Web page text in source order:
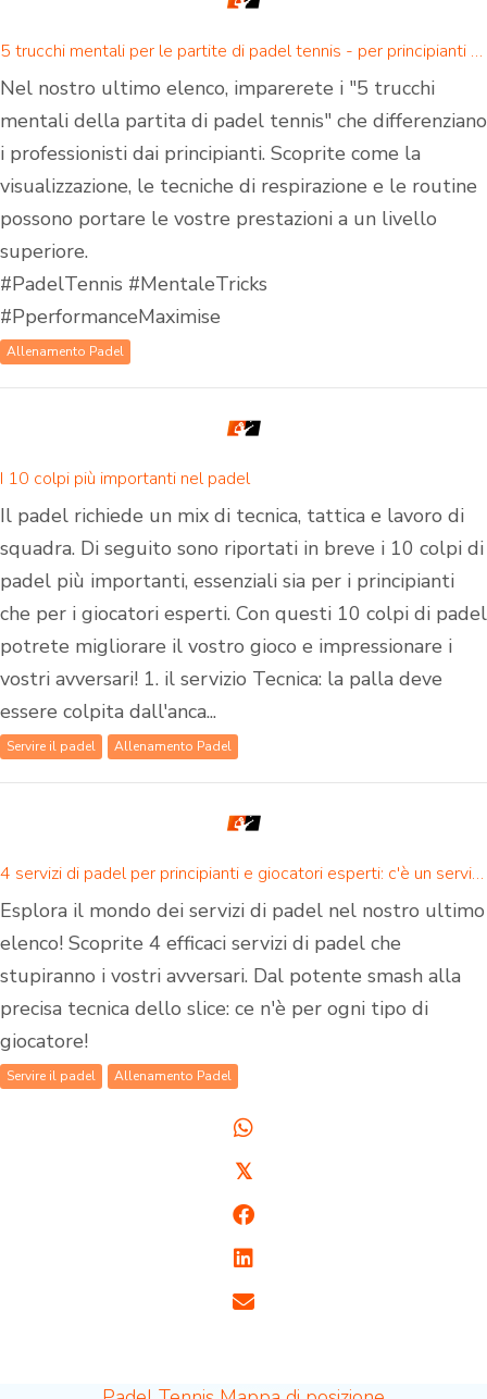
5 trucchi mentali per le partite di padel tennis - per principianti e giocatori di padel avanzati
Nel nostro ultimo elenco, imparerete i "5 trucchi
mentali della partita di padel tennis" che differenziano
i professionisti dai principianti. Scoprite come la
visualizzazione, le tecniche di respirazione e le routine
possono portare le vostre prestazioni a un livello
superiore.
#PadelTennis #MentaleTricks
#PperformanceMaximise
Allenamento Padel
I 10 colpi più importanti nel padel
Il padel richiede un mix di tecnica, tattica e lavoro di
squadra. Di seguito sono riportati in breve i 10 colpi di
padel più importanti, essenziali sia per i principianti
che per i giocatori esperti. Con questi 10 colpi di padel
potrete migliorare il vostro gioco e impressionare i
vostri avversari! 1. il servizio Tecnica: la palla deve
essere colpita dall'anca...
Servire il padel Allenamento Padel
4 servizi di padel per principianti e giocatori esperti: c'è un servizio di padel per tutti!
Esplora il mondo dei servizi di padel nel nostro ultimo
elenco! Scoprite 4 efficaci servizi di padel che
stupiranno i vostri avversari. Dal potente smash alla
precisa tecnica dello slice: ce n'è per ogni tipo di
giocatore!
Servire il padel Allenamento Padel
𝕏